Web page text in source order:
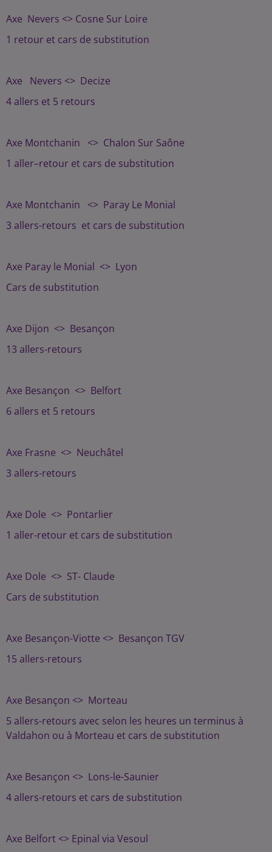
Axe Nevers <> Cosne Sur Loire
1 retour et cars de substitution
Axe Nevers <> Decize
4 allers et 5 retours
Axe Montchanin <> Chalon Sur Saône
1 aller–retour et cars de substitution
Axe Montchanin <> Paray Le Monial
3 allers-retours et cars de substitution
Axe Paray le Monial <> Lyon
Cars de substitution
Axe Dijon <> Besançon
13 allers-retours
Axe Besançon <> Belfort
6 allers et 5 retours
Axe Frasne <> Neuchâtel
3 allers-retours
Axe Dole <> Pontarlier
1 aller-retour et cars de substitution
Axe Dole <> ST- Claude
Cars de substitution
Axe Besançon-Viotte <> Besançon TGV
15 allers-retours
Axe Besançon <> Morteau
5 allers-retours avec selon les heures un terminus à
Valdahon ou à Morteau et cars de substitution
Axe Besançon <> Lons-le-Saunier
4 allers-retours et cars de substitution
Axe Belfort <> Epinal via Vesoul